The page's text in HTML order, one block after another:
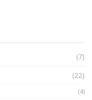
(7)
(22)
(4)